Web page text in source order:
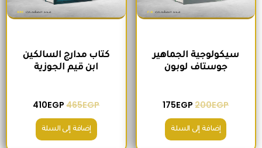
سيكولوجية الجماهير
جوستاف لوبون
200EGP
175EGP
إضافة إلى السلة
كتاب مدارج السالكين
ابن قيم الجوزية
465EGP
410EGP
إضافة إلى السلة